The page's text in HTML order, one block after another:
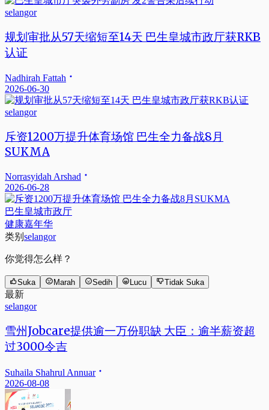
selangor
规划审批从57天缩短至14天 巴生皇城市政厅获RKB
认证
Nadhirah Fattah
2026-06-30
selangor
斥资1200万提升体育场馆 巴生全力备战8月
SUKMA
Norrasyidah Arshad
2026-06-28
巴生皇城市政厅
健康嘉年华
类别 selangor
你觉得怎么样？
Suka Marah Sedih Lucu Tidak Suka
最新
selangor
雪州Jobcare提供逾一万份职缺 大臣：逾半薪资超
过3000令吉
Suhaila Shahrul Annuar
2026-08-08